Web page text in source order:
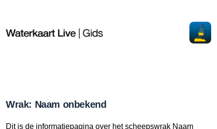
Wrak: Naam onbekend
Dit is de informatiepagina over het scheepswrak Naam